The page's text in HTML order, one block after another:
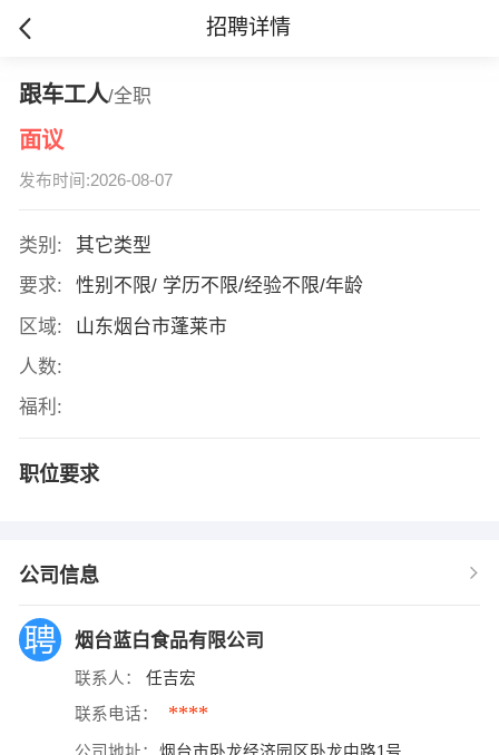
招聘详情
跟车工人/全职
面议
发布时间:2026-08-07
类别:
其它类型
要求:
性别不限/ 学历不限/经验不限/年龄
区域:
山东烟台市蓬莱市
人数:
福利:
职位要求
公司信息
烟台蓝白食品有限公司
联系人： 任吉宏
联系电话： ****
公司地址： 烟台市卧龙经济园区卧龙中路1号